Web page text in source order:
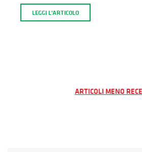
LEGGI L'ARTICOLO
ARTICOLI MENO